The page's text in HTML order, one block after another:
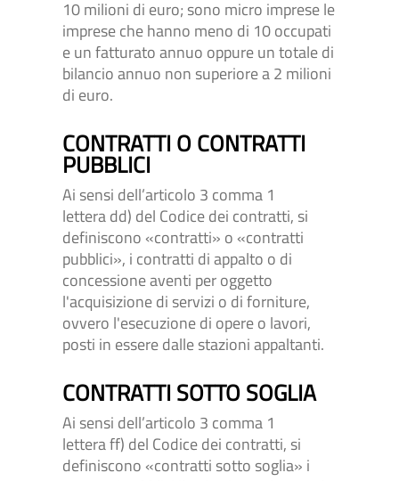
10 milioni di euro; sono micro imprese le
imprese che hanno meno di 10 occupati
e un fatturato annuo oppure un totale di
bilancio annuo non superiore a 2 milioni
di euro.
CONTRATTI O CONTRATTI
PUBBLICI
Ai sensi dell’articolo 3 comma 1
lettera dd) del Codice dei contratti, si
definiscono «contratti» o «contratti
pubblici», i contratti di appalto o di
concessione aventi per oggetto
l'acquisizione di servizi o di forniture,
ovvero l'esecuzione di opere o lavori,
posti in essere dalle stazioni appaltanti.
CONTRATTI SOTTO SOGLIA
Ai sensi dell’articolo 3 comma 1
lettera ff) del Codice dei contratti, si
definiscono «contratti sotto soglia» i